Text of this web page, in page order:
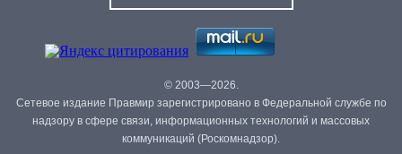
© 2003—2026.
Сетевое издание Правмир зарегистрировано в Федеральной службе по
надзору в сфере связи, информационных технологий и массовых
коммуникаций (Роскомнадзор).